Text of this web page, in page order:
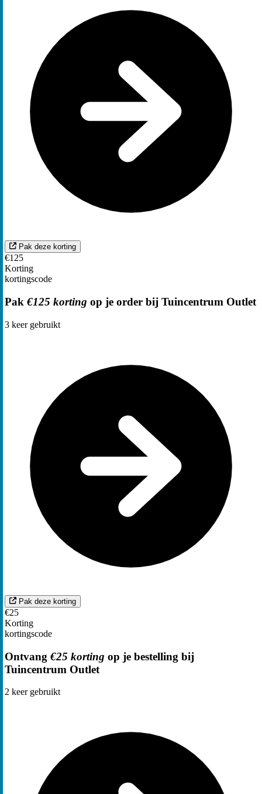
Pak deze korting
€125
Korting
kortingscode
Pak €125 korting op je order bij Tuincentrum Outlet
3 keer gebruikt
Pak deze korting
€25
Korting
kortingscode
Ontvang €25 korting op je bestelling bij
Tuincentrum Outlet
2 keer gebruikt